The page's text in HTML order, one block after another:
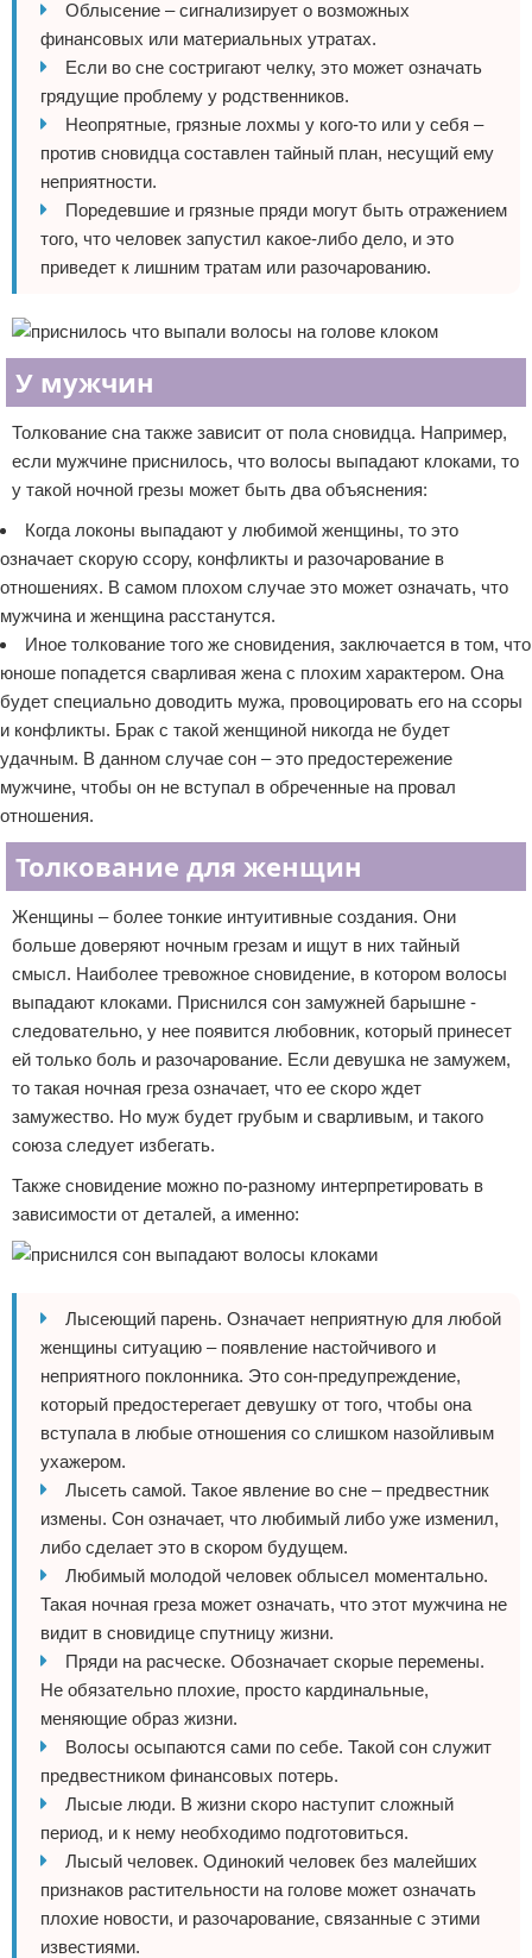
Облысение – сигнализирует о возможных
финансовых или материальных утратах.
Если во сне состригают челку, это может означать
грядущие проблему у родственников.
Неопрятные, грязные лохмы у кого-то или у себя –
против сновидца составлен тайный план, несущий ему
неприятности.
Поредевшие и грязные пряди могут быть отражением
того, что человек запустил какое-либо дело, и это
приведет к лишним тратам или разочарованию.
У мужчин
Толкование сна также зависит от пола сновидца. Например,
если мужчине приснилось, что волосы выпадают клоками, то
у такой ночной грезы может быть два объяснения:
Когда локоны выпадают у любимой женщины, то это
означает скорую ссору, конфликты и разочарование в
отношениях. В самом плохом случае это может означать, что
мужчина и женщина расстанутся.
Иное толкование того же сновидения, заключается в том, что
юноше попадется сварливая жена с плохим характером. Она
будет специально доводить мужа, провоцировать его на ссоры
и конфликты. Брак с такой женщиной никогда не будет
удачным. В данном случае сон – это предостережение
мужчине, чтобы он не вступал в обреченные на провал
отношения.
Толкование для женщин
Женщины – более тонкие интуитивные создания. Они
больше доверяют ночным грезам и ищут в них тайный
смысл. Наиболее тревожное сновидение, в котором волосы
выпадают клоками. Приснился сон замужней барышне -
следовательно, у нее появится любовник, который принесет
ей только боль и разочарование. Если девушка не замужем,
то такая ночная греза означает, что ее скоро ждет
замужество. Но муж будет грубым и сварливым, и такого
союза следует избегать.
Также сновидение можно по-разному интерпретировать в
зависимости от деталей, а именно:
Лысеющий парень. Означает неприятную для любой
женщины ситуацию – появление настойчивого и
неприятного поклонника. Это сон-предупреждение,
который предостерегает девушку от того, чтобы она
вступала в любые отношения со слишком назойливым
ухажером.
Лысеть самой. Такое явление во сне – предвестник
измены. Сон означает, что любимый либо уже изменил,
либо сделает это в скором будущем.
Любимый молодой человек облысел моментально.
Такая ночная греза может означать, что этот мужчина не
видит в сновидице спутницу жизни.
Пряди на расческе. Обозначает скорые перемены.
Не обязательно плохие, просто кардинальные,
меняющие образ жизни.
Волосы осыпаются сами по себе. Такой сон служит
предвестником финансовых потерь.
Лысые люди. В жизни скоро наступит сложный
период, и к нему необходимо подготовиться.
Лысый человек. Одинокий человек без малейших
признаков растительности на голове может означать
плохие новости, и разочарование, связанные с этими
известиями.